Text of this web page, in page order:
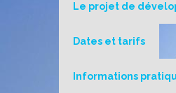
Le projet de
Dates et tarifs
Informations